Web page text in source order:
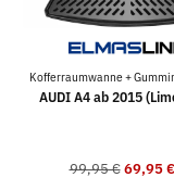
Kofferraumwanne +
AUDI A4 ab 2015
99,95 € 69,95 €